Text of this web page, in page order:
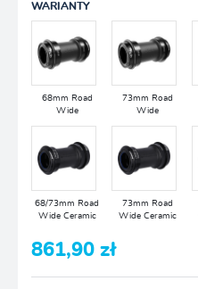
WARIANTY
68mm Road
Wide
73mm Road
Wide
68/73mm Road
Wide Ceramic
73mm Road
Wide Ceramic
861,90 zł